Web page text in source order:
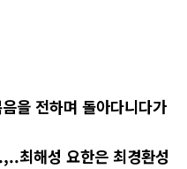
을 전하며 돌아다니다가
최해성 요한은 최경환성